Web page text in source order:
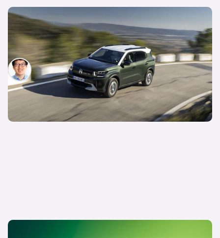
Neue Citroen e-C3 Aircross-Variante mit
größerer Batterie schafft bis zu 400 km
Reichweite
Patrik Chen
21. Juli 2025